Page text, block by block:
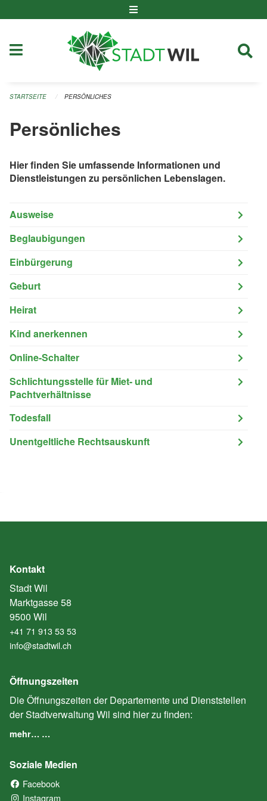
STARTSEITE PERSÖNLICHES
Persönliches
Hier finden Sie umfassende Informationen und
Dienstleistungen zu persönlichen Lebenslagen.
Ausweise
Beglaubigungen
Einbürgerung
Geburt
Heirat
Kind anerkennen
Online-Schalter
Schlichtungsstelle für Miet- und
Pachtverhältnisse
Todesfall
Unentgeltliche Rechtsauskunft
Kontakt
Stadt Wil
Marktgasse 58
9500 Wil
+41 71 913 53 53
info@stadtwil.ch
Öffnungszeiten
Die Öffnungszeiten der Departemente und Dienststellen
der Stadtverwaltung Wil sind hier zu finden:
mehr… …
Soziale Medien
Facebook
Instagram